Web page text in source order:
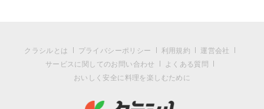
クラシルとは プライバシーポリシー 利用規約
運営会社
サービスに関してのお問い合わせ
よくある質問
おいしく安全に料理を楽しむために